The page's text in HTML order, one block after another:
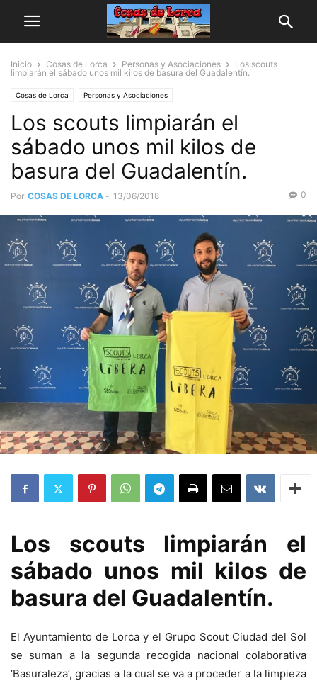
Inicio Cosas de Lorca Personas y Asociaciones
Los scouts
limpiarán el sábado unos mil kilos de basura del Guadalentín.
Cosas de Lorca Personas y Asociaciones
Los scouts limpiarán el
sábado unos mil kilos de
basura del Guadalentín.
Por COSAS DE LORCA - 13/06/2018 0
Los scouts limpiarán el
sábado unos mil kilos de
basura del Guadalentín.
El Ayuntamiento de Lorca y el Grupo Scout Ciudad del Sol
se suman a la segunda recogida nacional colaborativa
‘Basuraleza’, gracias a la cual se va a proceder a la limpieza